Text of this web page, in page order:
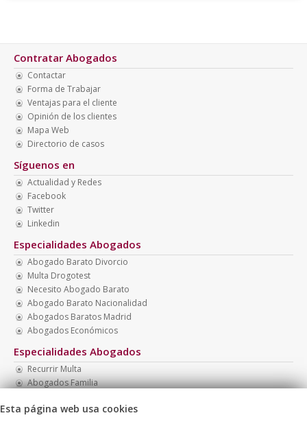
Contratar Abogados
Contactar
Forma de Trabajar
Ventajas para el cliente
Opinión de los clientes
Mapa Web
Directorio de casos
Síguenos en
Actualidad y Redes
Facebook
Twitter
Linkedin
Especialidades Abogados
Abogado Barato Divorcio
Multa Drogotest
Necesito Abogado Barato
Abogado Barato Nacionalidad
Abogados Baratos Madrid
Abogados Económicos
Especialidades Abogados
Recurrir Multa
Abogados Familia
Abogado Barato Madrid
Esta página web usa cookies